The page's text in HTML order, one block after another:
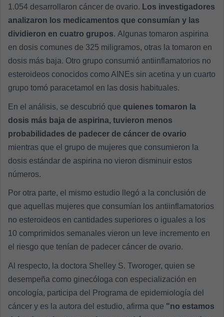
1.054 desarrollaron cáncer de ovario. Los investigadores
analizaron los medicamentos que consumían y las
dividieron en cuatro grupos. Algunas tomaron aspirina
en dosis comunes de 325 miligramos, otras la tomaron en
dosis más baja. Otro grupo consumió antiinflamatorios no
esteroideos conocidos como AINEs sin acetina y un cuarto
grupo tomó paracetamol en las dosis habituales.
En el análisis, se descubrió que quienes tomaron la
dosis más baja de aspirina, tuvieron menos
probabilidades de padecer de cáncer de ovario
mientras que el grupo de mujeres que consumieron la
dosis estándar de aspirina no vieron disminuir estos
números.
Por otra parte, el mismo estudio llegó a la conclusión de
que aquellas mujeres que consumían los antiinflamatorios
no esteroideos en cantidades superiores o iguales a los
10 comprimidos semanales vieron un leve incremento en
el riesgo que tenían de padecer cáncer de ovario.
Al respecto, la doctora Shelley S. Tworoger, quien se
desempeña como ginecóloga con especialización en
oncología, participa del Programa de epidemiología del
cáncer y es la autora del estudio, afirma que "no estamos